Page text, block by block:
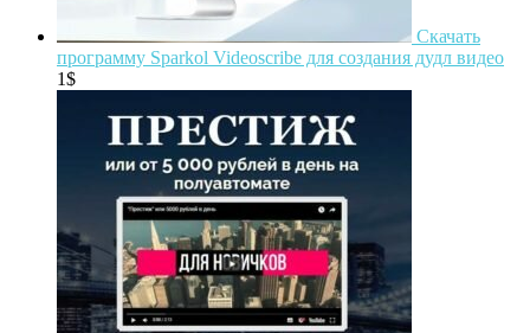
Скачать
программу Sparkol Videoscribe для создания дудл видео
1$